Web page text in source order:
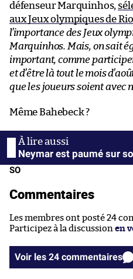
défenseur Marquinhos,
aux Jeux olympiques de
l’importance des Jeux
Marquinhos. Mais, on sait
important, comme
et d’être là tout le mois
que les joueurs soient avec
Même Bahebeck ?
Neymar est paumé sur
SO
Commentaires
Les membres ont posté 24
Participez à la discussion en
Voir les 24 commentaires